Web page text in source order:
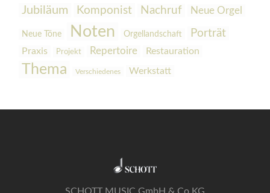
Jubiläum
Komponist Nachruf Neue Orgel
Neue Töne Noten Orgellandschaft Porträt
Praxis Projekt Repertoire Restauration
Thema Verschiedenes Werkstatt